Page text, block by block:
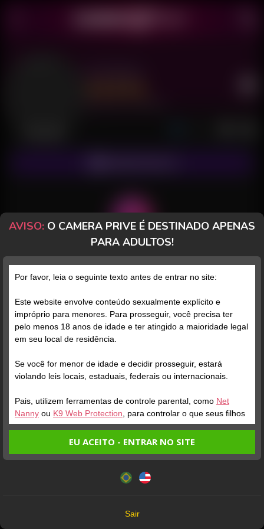
POSTS FANCLUB PAGOS AVALIAÇÕES
Posts (760) Fotos (573) Vídeos
Grátis
Verifique sua conta
1:13
Verifique sua conta
1
Este website utiliza cookies e tecnologias semelhantes de
Política de Privacidade
você concorda com estes termos.
AVISO: O CAMERA PRIVE É DESTINADO APENAS
PARA ADULTOS!
Por favor, leia o seguinte texto antes de entrar no site:
Este website envolve conteúdo sexualmente explícito e
impróprio para menores. Para prosseguir, você precisa ter
pelo menos 18 anos de idade e ter atingido a maioridade legal
em seu local de residência.
Se você for menor de idade e decidir prosseguir, estará
violando leis locais, estaduais, federais ou internacionais.
Pais, utilizem ferramentas de controle parental, como Net
Nanny ou K9 Web Protection, para controlar o que seus filhos
veem.
fatos:
Tenho ao menos 18 anos de idade e sou maior de idade
EU ACEITO - ENTRAR NO SITE
Sair